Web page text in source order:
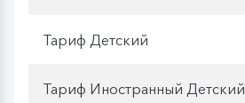
Тариф Детский
Тариф Иностранный Детский